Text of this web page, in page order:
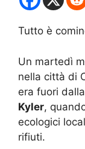
Tutto è
Un martedì
nella città di
era fuori
Kyler,
ecologici
rifiuti.